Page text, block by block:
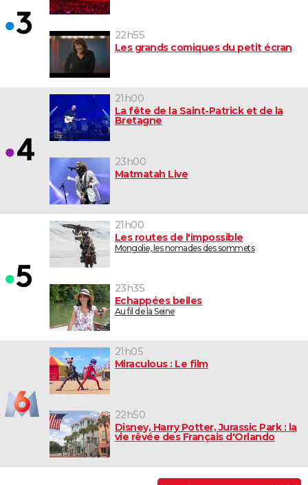
22h55
Les grands comiques du petit écran
21h00
La fête de la Saint-Patrick et de la
Bretagne
23h00
Matmatah Live
21h00
Les routes de l'impossible
Mongolie, les nomades des sommets
23h35
Echappées belles
Au fil de la Seine
21h05
Miraculous : Le film
22h50
Disney, Harry Potter, Jurassic Park : la
vie rêvée des Français d'Orlando